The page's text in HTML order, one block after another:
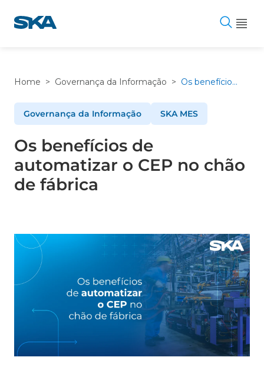
para
Home > Governança da Informação > Os benefícios de automatizar o CEP no chão de fábrica
Governança da Informação SKA MES
Os benefícios de
automatizar o CEP no chão
de fábrica